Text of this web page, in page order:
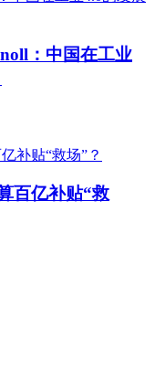
：中国在工业
百亿补贴“救